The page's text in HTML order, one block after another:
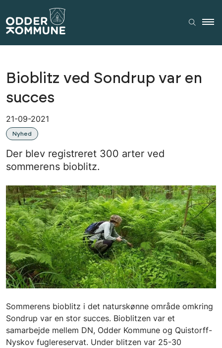
Bioblitz ved Sondrup var en
succes
21-09-2021
Nyhed
Der blev registreret 300 arter ved
sommerens bioblitz.
Sommerens bioblitz i det naturskønne område omkring
Sondrup var en stor succes. Bioblitzen var et
samarbejde mellem DN, Odder Kommune og Quistorff-
Nyskov fuglereservat. Under blitzen var 25-30